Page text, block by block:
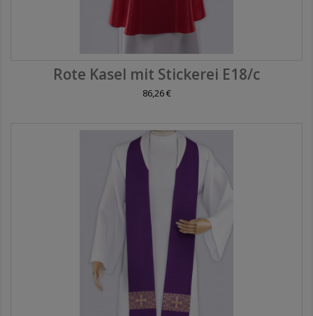
Rote Kasel mit Stickerei E18/c
86,26 €